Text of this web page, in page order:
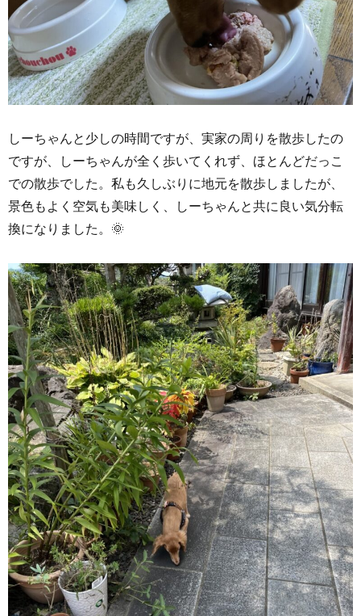
しーちゃんと少しの時間ですが、実家の周りを散歩したの
ですが、しーちゃんが全く歩いてくれず、ほとんどだっこ
での散歩でした。私も久しぶりに地元を散歩しましたが、
景色もよく空気も美味しく、しーちゃんと共に良い気分転
換になりました。🌞